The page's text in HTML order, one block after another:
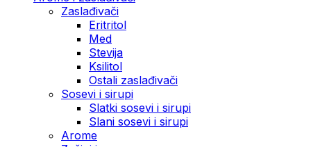
Zaslađivači
Eritritol
Med
Stevija
Ksilitol
Ostali zaslađivači
Sosevi i sirupi
Slatki sosevi i sirupi
Slani sosevi i sirupi
Arome